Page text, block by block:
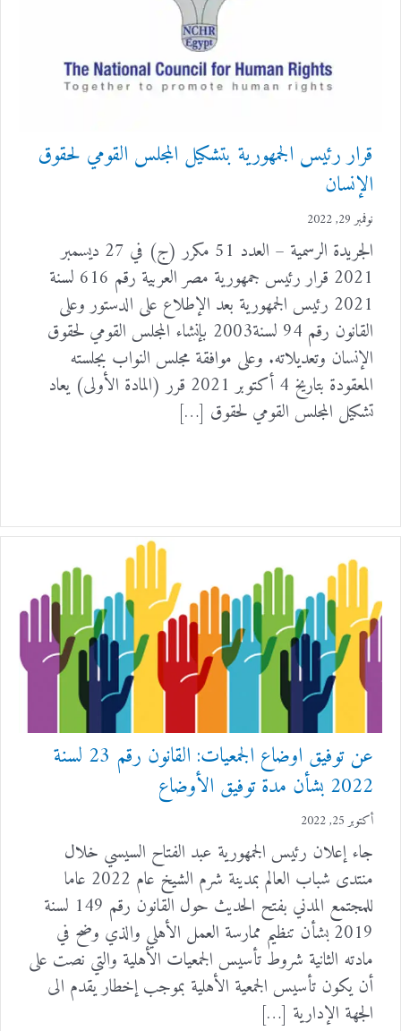
قرار رئيس الجمهورية بتشكيل المجلس القومي لحقوق
الإنسان
نوفمبر 29, 2022
الجريدة الرسمية – العدد 51 مكرر (ج) في 27 ديسمبر
2021 قرار رئيس جمهورية مصر العربية رقم 616 لسنة
2021 رئيس الجمهورية بعد الإطلاع على الدستور وعلى
القانون رقم 94 لسنة2003 بإنشاء المجلس القومي لحقوق
الإنسان وتعديلاته. وعلى موافقة مجلس النواب بجلسته
المعقودة بتاريخ 4 أكتوبر 2021 قرر (المادة الأولى) يعاد
تشكيل المجلس القومي لحقوق […]
عن توفيق اوضاع الجمعيات: القانون رقم 23 لسنة
2022 بشأن مدة توفيق الأوضاع
أكتوبر 25, 2022
جاء إعلان رئيس الجمهورية عبد الفتاح السيسي خلال
منتدى شباب العالم بمدينة شرم الشيخ عام 2022 عاما
للمجتمع المدني بفتح الحديث حول القانون رقم 149 لسنة
2019 بشأن تنظيم ممارسة العمل الأهلي والذي وضح في
مادته الثانية شروط تأسيس الجمعيات الأهلية والتي نصت على
أن يكون تأسيس الجمعية الأهلية بموجب إخطار يقدم الى
الجهة الإدارية […]